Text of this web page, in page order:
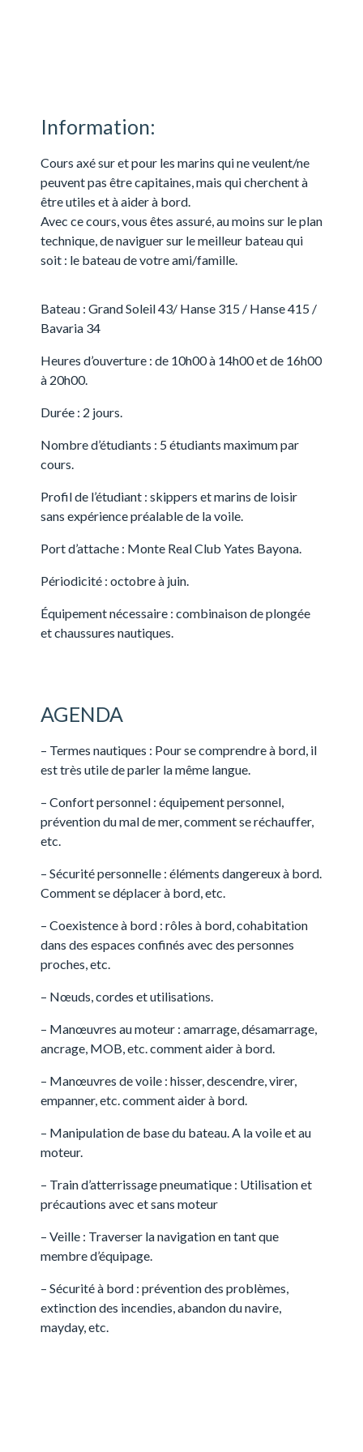
Information:
Cours axé sur et pour les marins qui ne veulent/ne
peuvent pas être capitaines, mais qui cherchent à
être utiles et à aider à bord.
Avec ce cours, vous êtes assuré, au moins sur le plan
technique, de naviguer sur le meilleur bateau qui
soit : le bateau de votre ami/famille.
Bateau : Grand Soleil 43/ Hanse 315 / Hanse 415 /
Bavaria 34
Heures d’ouverture : de 10h00 à 14h00 et de 16h00
à 20h00.
Durée : 2 jours.
Nombre d’étudiants : 5 étudiants maximum par
cours.
Profil de l’étudiant : skippers et marins de loisir
sans expérience préalable de la voile.
Port d’attache : Monte Real Club Yates Bayona.
Périodicité : octobre à juin.
Équipement nécessaire : combinaison de plongée
et chaussures nautiques.
AGENDA
– Termes nautiques : Pour se comprendre à bord, il
est très utile de parler la même langue.
– Confort personnel : équipement personnel,
prévention du mal de mer, comment se réchauffer,
etc.
– Sécurité personnelle : éléments dangereux à bord.
Comment se déplacer à bord, etc.
– Coexistence à bord : rôles à bord, cohabitation
dans des espaces confinés avec des personnes
proches, etc.
– Nœuds, cordes et utilisations.
– Manœuvres au moteur : amarrage, désamarrage,
ancrage, MOB, etc. comment aider à bord.
– Manœuvres de voile : hisser, descendre, virer,
empanner, etc. comment aider à bord.
– Manipulation de base du bateau. A la voile et au
moteur.
– Train d’atterrissage pneumatique : Utilisation et
précautions avec et sans moteur
– Veille : Traverser la navigation en tant que
membre d’équipage.
– Sécurité à bord : prévention des problèmes,
extinction des incendies, abandon du navire,
mayday, etc.